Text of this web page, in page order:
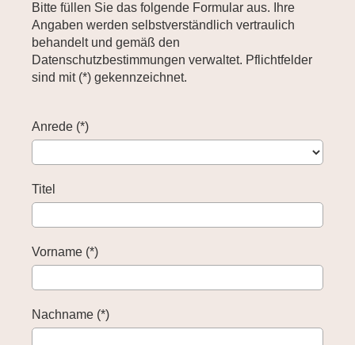
Bitte füllen Sie das folgende Formular aus. Ihre
Angaben werden selbstverständlich vertraulich
behandelt und gemäß den
Datenschutzbestimmungen verwaltet. Pflichtfelder
sind mit (*) gekennzeichnet.
Anrede (*)
Titel
Vorname (*)
Nachname (*)